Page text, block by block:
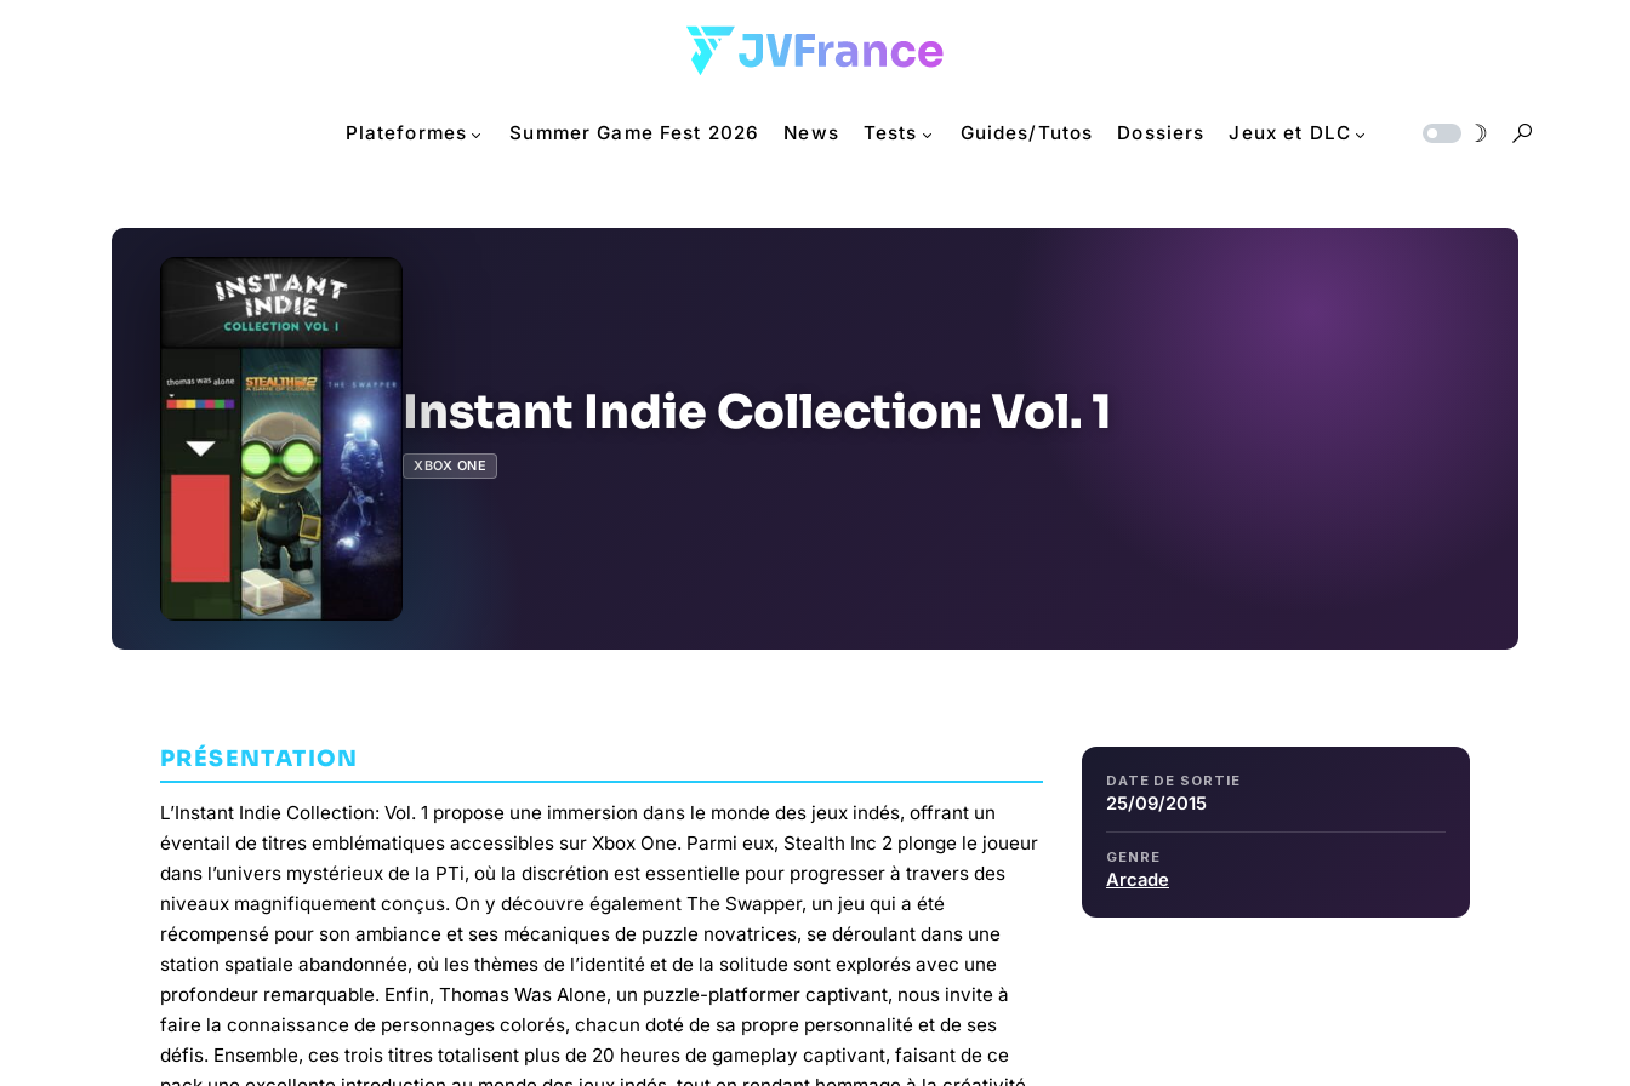
Plateformes Summer Game Fest 2026 News Tests Guides/Tutos Dossiers Jeux et DLC
Instant Indie Collection: Vol. 1
XBOX ONE
PRÉSENTATION
L’Instant Indie Collection: Vol. 1 propose une immersion dans le monde des jeux indés, offrant un
éventail de titres emblématiques accessibles sur Xbox One. Parmi eux, Stealth Inc 2 plonge le joueur
dans l’univers mystérieux de la PTi, où la discrétion est essentielle pour progresser à travers des
niveaux magnifiquement conçus. On y découvre également The Swapper, un jeu qui a été
récompensé pour son ambiance et ses mécaniques de puzzle novatrices, se déroulant dans une
station spatiale abandonnée, où les thèmes de l’identité et de la solitude sont explorés avec une
profondeur remarquable. Enfin, Thomas Was Alone, un puzzle-platformer captivant, nous invite à
faire la connaissance de personnages colorés, chacun doté de sa propre personnalité et de ses
défis. Ensemble, ces trois titres totalisent plus de 20 heures de gameplay captivant, faisant de ce
DATE DE SORTIE
25/09/2015
GENRE
Arcade